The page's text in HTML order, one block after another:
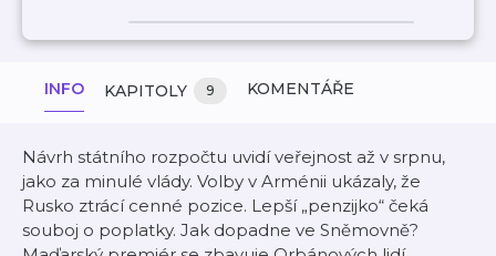
INFO KAPITOLY 9 KOMENTÁŘE
Návrh státního rozpočtu uvidí veřejnost až v srpnu,
jako za minulé vlády. Volby v Arménii ukázaly, že
Rusko ztrácí cenné pozice. Lepší „penzijko“ čeká
souboj o poplatky. Jak dopadne ve Sněmovně?